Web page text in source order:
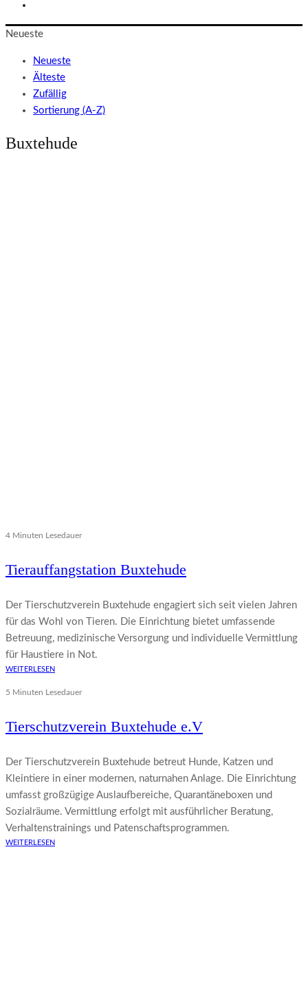
Neueste
Neueste
Älteste
Zufällig
Sortierung (A-Z)
Buxtehude
4 Minuten Lesedauer
Tierauffangstation Buxtehude
Der Tierschutzverein Buxtehude engagiert sich seit vielen Jahren
für das Wohl von Tieren. Die Einrichtung bietet umfassende
Betreuung, medizinische Versorgung und individuelle Vermittlung
für Haustiere in Not.
WEITERLESEN
5 Minuten Lesedauer
Tierschutzverein Buxtehude e.V
Der Tierschutzverein Buxtehude betreut Hunde, Katzen und
Kleintiere in einer modernen, naturnahen Anlage. Die Einrichtung
umfasst großzügige Auslaufbereiche, Quarantäneboxen und
Sozialräume. Vermittlung erfolgt mit ausführlicher Beratung,
Verhaltenstrainings und Patenschaftsprogrammen.
WEITERLESEN